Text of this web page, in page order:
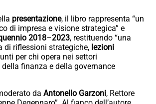
presentazione, il libro rappresenta “un
di impresa e visione strategica” e
2018–2023, restituendo “una
di riflessioni strategiche, lezioni
per chi opera nei settori
della finanza e della governance
da Antonello Garzoni, Rettore